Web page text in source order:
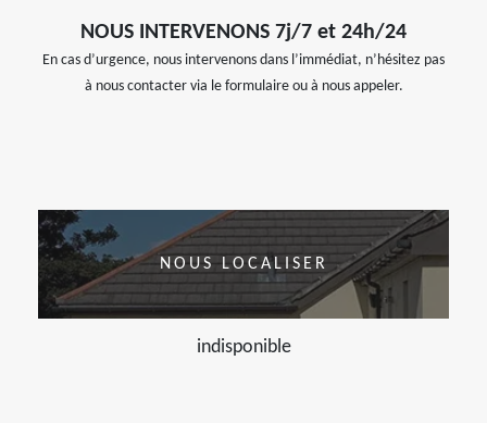
NOUS INTERVENONS 7j/7 et 24h/24
En cas d’urgence, nous intervenons dans l’immédiat, n’hésitez pas
à nous contacter via le formulaire ou à nous appeler.
NOUS LOCALISER
indisponible